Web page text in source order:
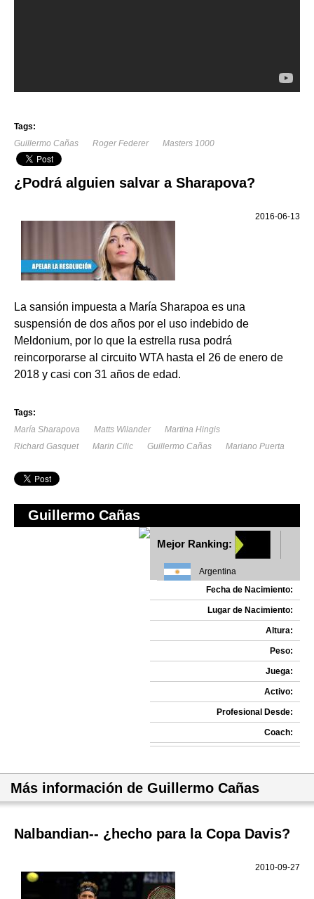
Tags:
Guillermo Cañas
Roger Federer Masters 1000
¿Podrá alguien salvar a Sharapova?
2016-06-13
La sansión impuesta a María Sharapoa es una
suspensión de dos años por el uso indebido de
Meldonium, por lo que la estrella rusa podrá
reincorporarse al circuito WTA hasta el 26 de enero de
2018 y casi con 31 años de edad.
Tags:
María Sharapova
Matts Wilander
Martina Hingis
Richard Gasquet
Marin Cilic Guillermo Cañas Mariano Puerta
Guillermo Cañas
Mejor Ranking:
Argentina
Fecha de Nacimiento:
Lugar de Nacimiento:
Altura:
Peso:
Juega:
Activo:
Profesional Desde:
Coach:
Más información de Guillermo Cañas
Nalbandian-- ¿hecho para la Copa Davis?
2010-09-27